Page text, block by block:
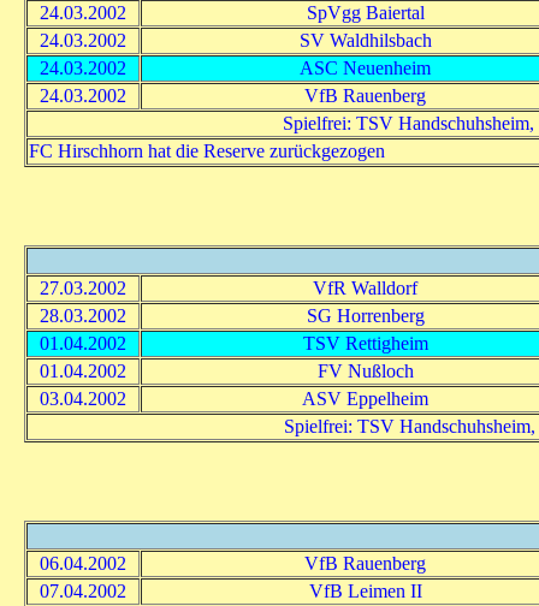
24.03.2002
SpVgg Baiertal
24.03.2002
SV Waldhilsbach
24.03.2002
ASC Neuenheim
24.03.2002
VfB Rauenberg
Spielfrei: TSV
FC Hirschhorn hat die Reserve zurückgezogen
27.03.2002
VfR Walldorf
28.03.2002
SG Horrenberg
01.04.2002
TSV Rettigheim
01.04.2002
FV Nußloch
03.04.2002
ASV Eppelheim
Spielfrei: TSV
06.04.2002
VfB Rauenberg
07.04.2002
VfB Leimen II